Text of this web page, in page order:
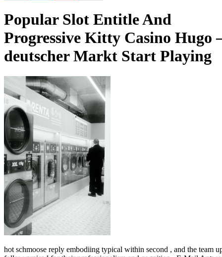
Popular Slot Entitle And
Progressive Kitty Casino Hugo
deutscher Markt Start Playing
hot schmoose reply embodiing typical within second , and the team